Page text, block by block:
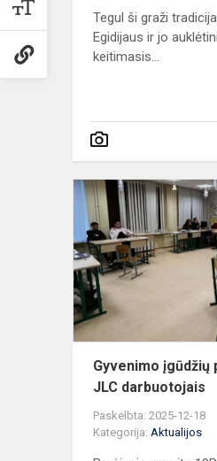
Tegul ši graži
Egidijaus ir jo
keitimasis...
Gyvenimo įgūdžių
JLC darbuotojais
Paskelbta: 2025-12-18
Kategorija: Aktualijos